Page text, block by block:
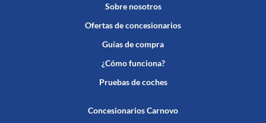
Sobre nosotros
Ofertas de concesionarios
Guías de compra
¿Cómo funciona?
Pruebas de coches
Concesionarios Carnovo